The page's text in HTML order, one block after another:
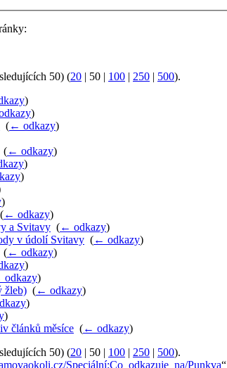
50) (20 | 50 | 100 | 250 | 500).
)
)
(← odkazy)
(← odkazy)
)
)
)
(← odkazy)
a Svitavy (← odkazy)
v údolí Svitavy (← odkazy)
(← odkazy)
)
odkazy)
žleb) (← odkazy)
)
)
článků měsíce (← odkazy)
50) (20 | 50 | 100 | 250 | 500).
Speciální:Co_odkazuje_na/Punkva“